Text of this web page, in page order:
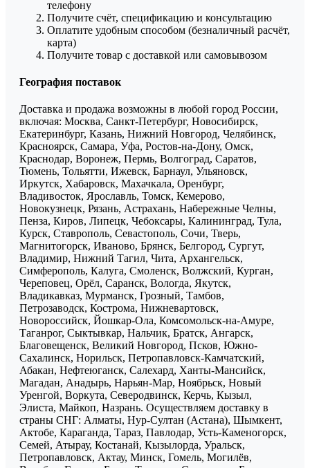
телефону
Получите счёт, спецификацию и консультацию
Оплатите удобным способом (безналичный расчёт,
карта)
Получите товар с доставкой или самовывозом
География поставок
Доставка и продажа возможны в любой город России,
включая: Москва, Санкт-Петербург, Новосибирск,
Екатеринбург, Казань, Нижний Новгород, Челябинск,
Красноярск, Самара, Уфа, Ростов-на-Дону, Омск,
Краснодар, Воронеж, Пермь, Волгоград, Саратов,
Тюмень, Тольятти, Ижевск, Барнаул, Ульяновск,
Иркутск, Хабаровск, Махачкала, Оренбург,
Владивосток, Ярославль, Томск, Кемерово,
Новокузнецк, Рязань, Астрахань, Набережные Челны,
Пенза, Киров, Липецк, Чебоксары, Калининград, Тула,
Курск, Ставрополь, Севастополь, Сочи, Тверь,
Магнитогорск, Иваново, Брянск, Белгород, Сургут,
Владимир, Нижний Тагил, Чита, Архангельск,
Симферополь, Калуга, Смоленск, Волжский, Курган,
Череповец, Орёл, Саранск, Вологда, Якутск,
Владикавказ, Мурманск, Грозный, Тамбов,
Петрозаводск, Кострома, Нижневартовск,
Новороссийск, Йошкар-Ола, Комсомольск-на-Амуре,
Таганрог, Сыктывкар, Нальчик, Братск, Ангарск,
Благовещенск, Великий Новгород, Псков, Южно-
Сахалинск, Норильск, Петропавловск-Камчатский,
Абакан, Нефтеюганск, Салехард, Ханты-Мансийск,
Магадан, Анадырь, Нарьян-Мар, Ноябрьск, Новый
Уренгой, Воркута, Северодвинск, Керчь, Кызыл,
Элиста, Майкоп, Назрань. Осуществляем доставку в
страны СНГ: Алматы, Нур-Султан (Астана), Шымкент,
Актобе, Караганда, Тараз, Павлодар, Усть-Каменогорск,
Семей, Атырау, Костанай, Кызылорда, Уральск,
Петропавловск, Актау, Минск, Гомель, Могилёв,